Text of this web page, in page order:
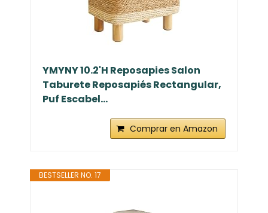
YMYNY 10.2'H Reposapies Salon
Taburete Reposapiés Rectangular,
Puf Escabel...
Comprar en Amazon
BESTSELLER NO. 17